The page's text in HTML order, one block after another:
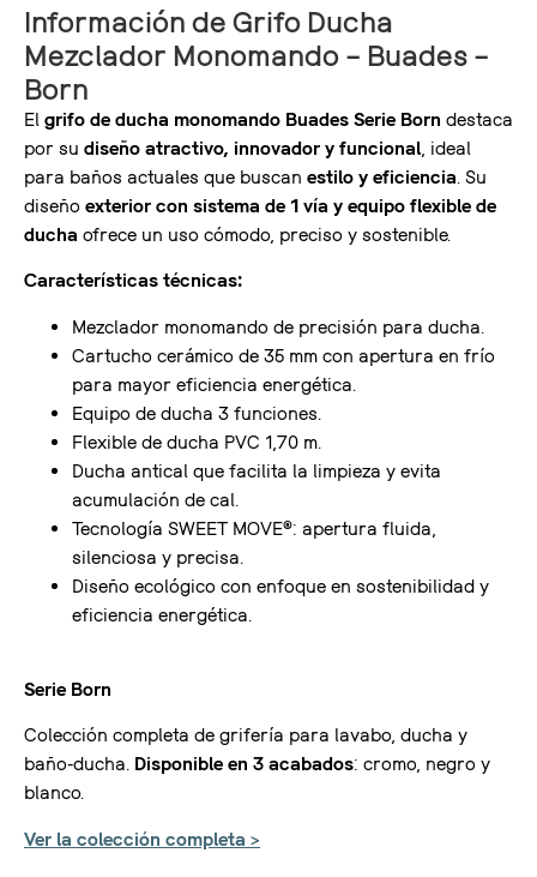
Información de Grifo Ducha
Mezclador Monomando – Buades –
Born
El grifo de ducha monomando Buades Serie Born destaca
por su diseño atractivo, innovador y funcional , ideal
para baños actuales que buscan estilo y eficiencia. Su
diseño exterior con sistema de 1 vía y equipo flexible de
ducha ofrece un uso cómodo, preciso y sostenible.
Características técnicas:
Mezclador monomando de precisión para ducha.
Cartucho cerámico de 35 mm con apertura en frío
para mayor eficiencia energética.
Equipo de ducha 3 funciones.
Flexible de ducha PVC 1,70 m.
Ducha antical que facilita la limpieza y evita
acumulación de cal.
Tecnología SWEET MOVE®: apertura fluida,
silenciosa y precisa.
Diseño ecológico con enfoque en sostenibilidad y
eficiencia energética.
Serie Born
Colección completa de grifería para lavabo, ducha y
baño-ducha. Disponible en 3 acabados: cromo, negro y
blanco.
Ver la colección completa >